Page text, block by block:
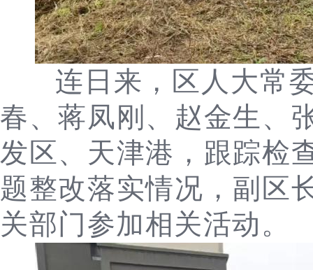
连日来，区人大常
春、蒋凤刚、赵金生、
发区、天津港，跟踪检
题整改落实情况，副区
关部门参加相关活动。